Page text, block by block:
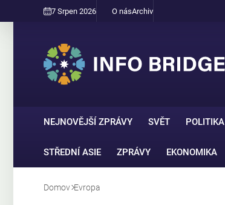
7 Srpen 2026 O násArchiv
NEJNOVĚJŠÍ ZPRÁVY SVĚT POLITIKA
STŘEDNÍ ASIE ZPRÁVY EKONOMIKA
Domov Evropa